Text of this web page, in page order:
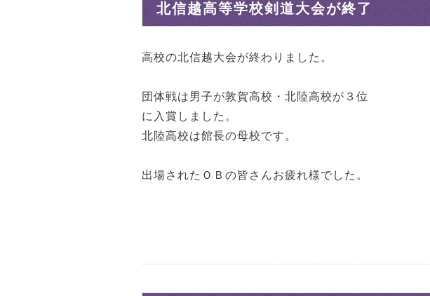
北信越高等学校剣道大会が終了
高校の北信越大会が終わりました。
団体戦は男子が敦賀高校・北陸高校が３位
に入賞しました。
北陸高校は館長の母校です。
出場されたＯＢの皆さんお疲れ様でした。